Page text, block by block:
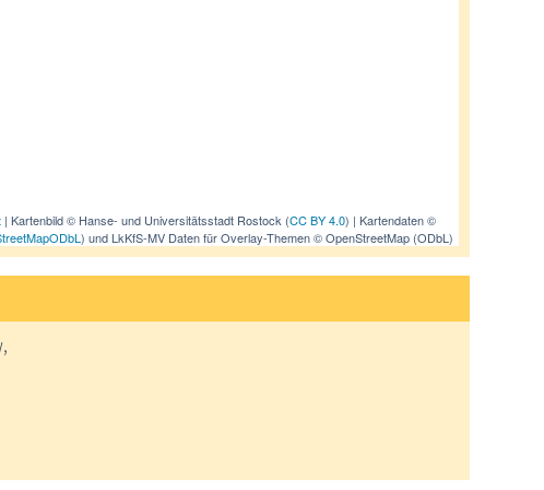
| Kartenbild © Hanse- und Universitätsstadt Rostock (CC BY 4.0) | Kartendaten ©
ODbL) und LkKfS-MV Daten für Overlay-Themen © OpenStreetMap (ODbL)